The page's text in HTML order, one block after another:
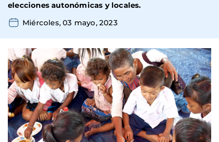
elecciones autonómicas y locales.
Miércoles, 03 mayo, 2023